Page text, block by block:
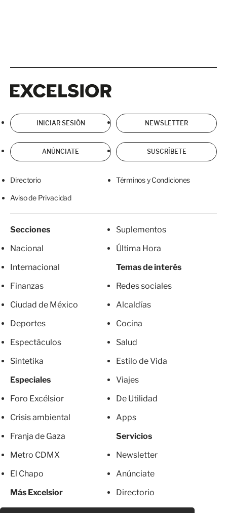
INICIAR SESIÓN NEWSLETTER
ANÚNCIATE SUSCRÍBETE
Directorio Términos y Condiciones
Aviso de Privacidad
Secciones
Nacional
Internacional
Finanzas
Ciudad de México
Deportes
Espectáculos
Sintetika
Especiales
Foro Excélsior
Crisis ambiental
Franja de Gaza
Metro CDMX
El Chapo
Más Excelsior
Suplementos
Última Hora
Temas de interés
Redes sociales
Alcaldías
Cocina
Salud
Estilo de Vida
Viajes
De Utilidad
Apps
Servicios
Newsletter
Anúnciate
Directorio